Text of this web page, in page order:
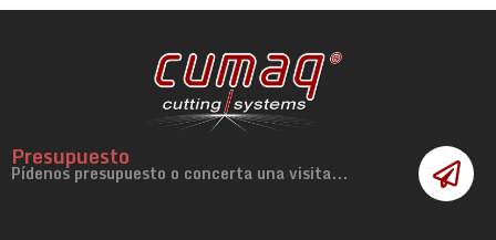
Presupuesto
Pídenos presupuesto o concerta una visita...